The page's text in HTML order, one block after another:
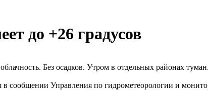
до +26 градусов
Без осадков. Утром в отдельных районах туман.
сообщении Управления по гидрометеорологии и